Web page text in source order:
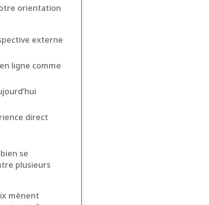
orientation
externe
ligne comme
direct
se
plusieurs
mènent